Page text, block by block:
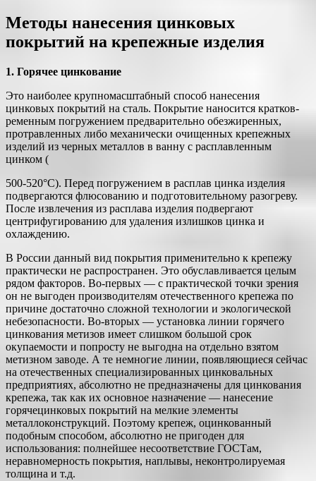
Методы нанесения цинковых
покрытий на крепежные изделия
1. Горячее цинкование
Это наиболее крупномасштабный способ нанесения
цинковых покрытий на сталь. Покрытие наносится кратков­
ременным погружением предварительно обезжиренных,
протравленных либо механически очищенных крепежных
изделий из черных металлов в ванну с рас­плавленным
цинком (
500-520°С). Перед погружением в рас­плав цинка изделия
подвергаются флюсованию и подготовительному разогреву.
После извлечения из расплава изделия подвергают
центрифугированию для удаления излишков цинка и
охлаждению.
В России данный вид покрытия применительно к крепежу
практически не распространен. Это обуславливается целым
рядом факторов. Во-первых — с практической точки зрения
он не выгоден производителям отечественного крепежа по
причине достаточно сложной технологии и экологической
небезопасности. Во-вторых — установка линии горячего
цинкования метизов имеет слишком большой срок
окупаемости и попросту не выгодна на отдельно взятом
метизном заводе. А те немногие линии, появляющиеся сейчас
на отечественных специализированных цинковальных
предприятиях, абсолютно не предназначены для цинкования
крепежа, так как их основное назначение — нанесение
горячецинковых покрытий на мелкие элементы
металлоконструкций. Поэтому крепеж, оцинкованный
подобным способом, абсолютно не пригоден для
использования: полнейшее несоответствие ГОСТам,
неравномерность покрытия, наплывы, неконтролируемая
толщина и т.д.